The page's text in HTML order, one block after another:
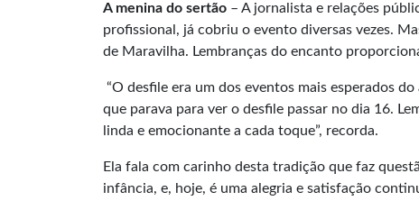
A menina do sertão – A jornalista e relações
profissional, já cobriu o evento diversas vezes.
de Maravilha. Lembranças do encanto
“O desfile era um dos eventos mais esperados
que parava para ver o desfile passar no dia 16.
linda e emocionante a cada toque”, recorda.
Ela fala com carinho desta tradição que faz
infância, e, hoje, é uma alegria e satisfação